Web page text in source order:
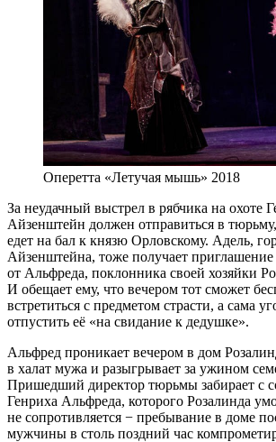
Оперетта «Летучая мышь» 2018
За неудачный выстрел в рябчика на охоте
Айзенштейн должен отправиться в
едет на бал к князю Орловскому. Адель,
Айзенштейна, тоже получает приглашение
от Альфреда, поклонника своей хозяйки
И обещает ему, что вечером тот сможет
встретиться с предметом страсти, а сама
отпустить её «на свидание к дедушке».
Альфред проникает вечером в дом
в халат мужа и разыгрывает за ужином
Пришедший директор тюрьмы забирает с
Генриха Альфреда, которого Розалинда
не сопротивляется − пребывание в доме
мужчины в столь поздний час